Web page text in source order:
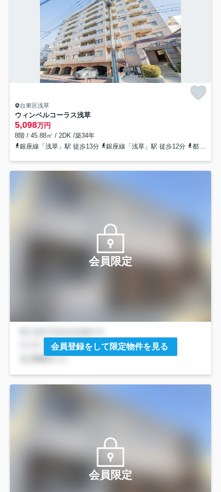
台東区浅草
ウィンベルコーラス浅草
5,098万円
8階 / 45.88㎡ / 2DK /築34年
銀座線「浅草」駅 徒歩13分
銀座線「浅草」駅 徒歩12分 都営浅草線「浅草」駅
会員限定
会員登録をして限定物件を見る
会員限定